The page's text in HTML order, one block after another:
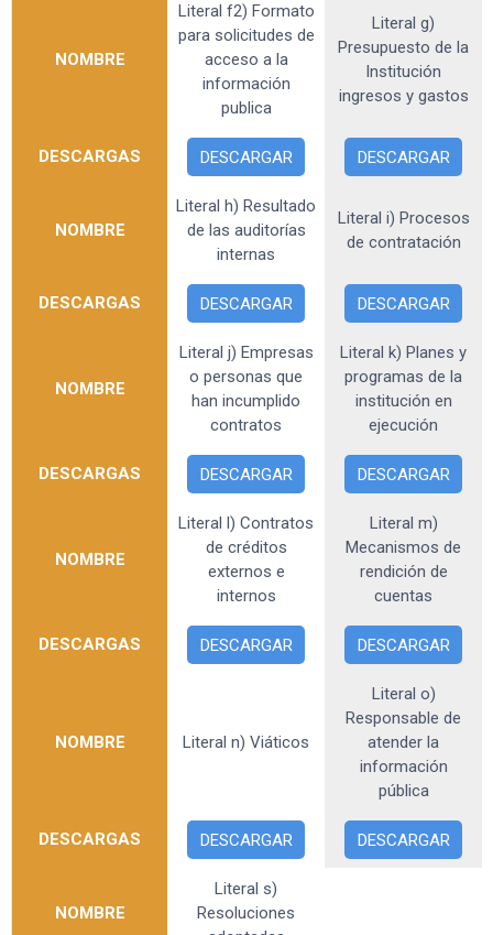
NOMBRE
Literal f2) Formato
para solicitudes de
acceso a la
información
publica
Literal g)
Presupuesto de la
Institución
ingresos y gastos
DESCARGAS DESCARGAR DESCARGAR
NOMBRE
Literal h) Resultado
de las auditorías
internas
Literal i) Procesos
de contratación
DESCARGAS DESCARGAR DESCARGAR
NOMBRE
Literal j) Empresas
o personas que
han incumplido
contratos
Literal k) Planes y
programas de la
institución en
ejecución
DESCARGAS DESCARGAR DESCARGAR
NOMBRE
Literal l) Contratos
de créditos
externos e
internos
Literal m)
Mecanismos de
rendición de
cuentas
DESCARGAS DESCARGAR DESCARGAR
NOMBRE Literal n) Viáticos
Literal o)
Responsable de
atender la
información
pública
DESCARGAS DESCARGAR DESCARGAR
NOMBRE
Literal s)
Resoluciones